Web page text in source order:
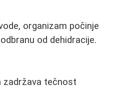
organizam počinje
od dehidracije.
zadržava tečnost